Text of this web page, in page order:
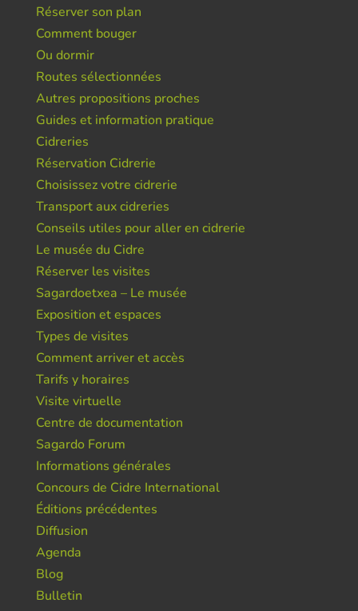
Réserver son plan
Comment bouger
Ou dormir
Routes sélectionnées
Autres propositions proches
Guides et information pratique
Cidreries
Réservation Cidrerie
Choisissez votre cidrerie
Transport aux cidreries
Conseils utiles pour aller en cidrerie
Le musée du Cidre
Réserver les visites
Sagardoetxea – Le musée
Exposition et espaces
Types de visites
Comment arriver et accès
Tarifs y horaires
Visite virtuelle
Centre de documentation
Sagardo Forum
Informations générales
Concours de Cidre International
Éditions précédentes
Diffusion
Agenda
Blog
Bulletin